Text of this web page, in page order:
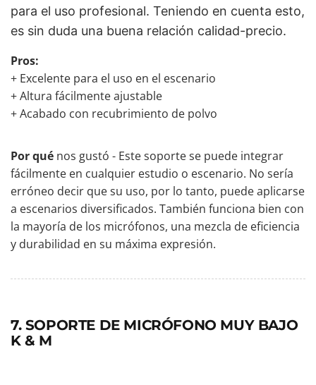
para el uso profesional. Teniendo en cuenta esto,
es sin duda una buena relación calidad-precio.
Pros:
+ Excelente para el uso en el escenario
+ Altura fácilmente ajustable
+ Acabado con recubrimiento de polvo
Por qué nos gustó - Este soporte se puede integrar
fácilmente en cualquier estudio o escenario. No sería
erróneo decir que su uso, por lo tanto, puede aplicarse
a escenarios diversificados. También funciona bien con
la mayoría de los micrófonos, una mezcla de eficiencia
y durabilidad en su máxima expresión.
7. SOPORTE DE MICRÓFONO MUY BAJO
K & M